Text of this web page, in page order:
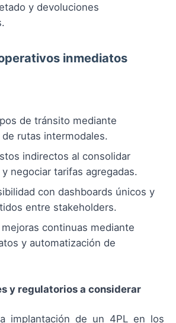
y devoluciones
inmediatos
de tránsito mediante
rutas intermodales.
indirectos al consolidar
negociar tarifas agregadas.
con dashboards únicos y
entre stakeholders.
continuas mediante
y automatización de
y regulatorios a considerar
implantación de un 4PL en los